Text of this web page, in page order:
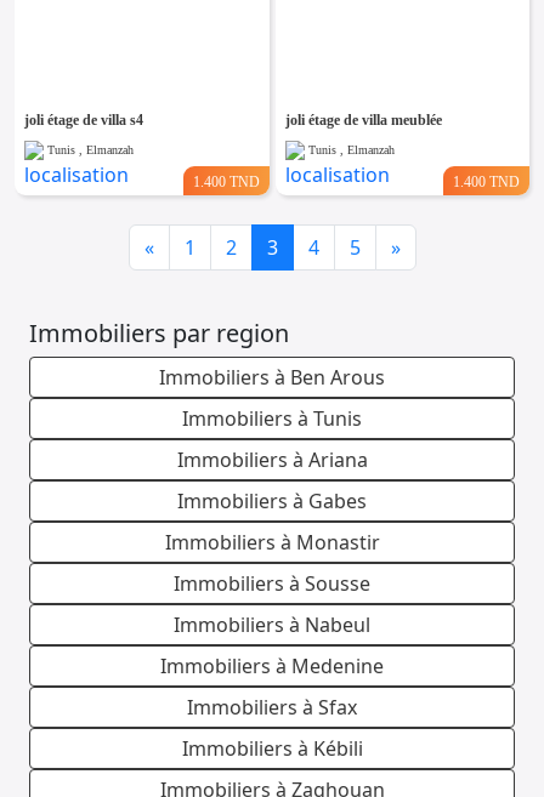
joli étage de villa s4
Tunis , Elmanzah
1.400 TND
joli étage de villa meublée
Tunis , Elmanzah
1.400 TND
«Previous
1 2 3 4 5 »Next
Immobiliers par region
Immobiliers à Ben Arous
Immobiliers à Tunis
Immobiliers à Ariana
Immobiliers à Gabes
Immobiliers à Monastir
Immobiliers à Sousse
Immobiliers à Nabeul
Immobiliers à Medenine
Immobiliers à Sfax
Immobiliers à Kébili
Immobiliers à Zaghouan